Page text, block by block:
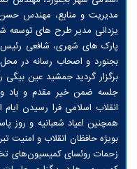
مدیریت و منابع، مهندس
یزدانی مدیر طرح های توسعه
پارک های شهری، شافعی
بجنورد و اصحاب رسانه در
برگزار گردید جمشید عین
جلسه ضمن خیر مقدم و یاد و
انقلاب اسلامی فرا رسیدن
همچنین اعیاد شعبانیه و روز
بویژه حافظان انقلاب و امنیت
زحمات روئسای کمیسیون‌های